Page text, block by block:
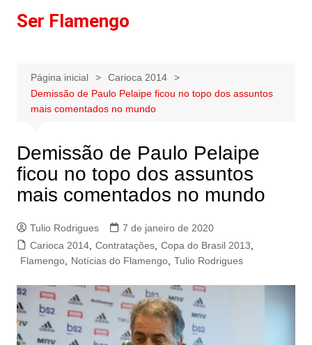
paraSer Flamengo
Página inicial
Carioca 2014
Demissão de Paulo Pelaipe ficou no topo dos assuntos
mais comentados no mundo
Demissão de Paulo Pelaipe
ficou no topo dos assuntos
mais comentados no mundo
Tulio Rodrigues
7 de janeiro de 2020
Carioca 2014, Contratações, Copa do Brasil 2013
Flamengo, Notícias do Flamengo, Tulio Rodrigues